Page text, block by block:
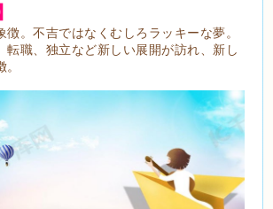
徴。不吉ではなくむしろラッキーな夢。
転職、独立など新しい展開が訪れ、新し